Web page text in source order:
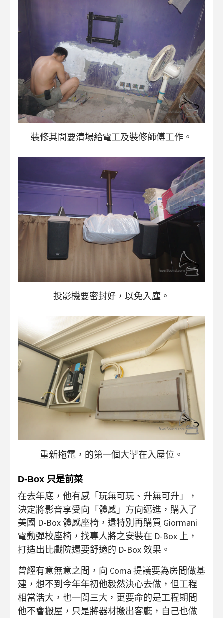
裝修其間要清場給電工及裝修師傅工作。
投影機要密封好，以免入塵。
重新拖電，的第一個大掣在入屋位。
D-Box 只是前菜
在去年底，他有感「玩無可玩、升無可升」，
決定將影音享受向「體感」方向邁進，購入了
美國 D-Box 體感座椅，還特別再購買 Giormani
電動彈校座椅，找專人將之安裝在 D-Box 上，
打造出比戲院還要舒適的 D-Box 效果。
曾經有意無意之間，向 Coma 提議要為房間做基
建，想不到今年年初他毅然決心去做，但工程
相當浩大，也一闊三大，更要命的是工程期間
他不會搬屋，只是將器材搬出客廳，自己也做